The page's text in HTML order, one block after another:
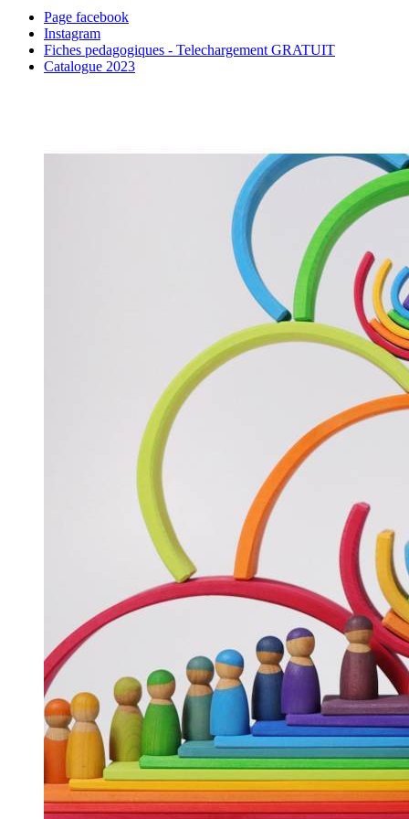
Page facebook
Instagram
Fiches pedagogiques - Telechargement GRATUIT
Catalogue 2023